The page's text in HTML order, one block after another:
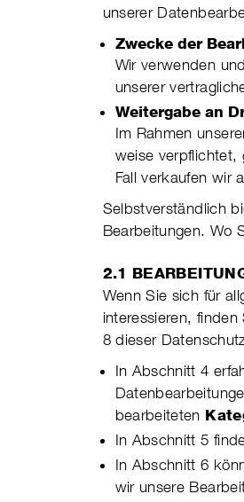
unse­rer
Zwecke der
Wir verwenden
unserer
Weitergabe an
Im Rahmen
weise ver­pflich­tet,
Fall ver­kaufen wir
Selbstverständlich
Bear­bei­tun­gen. Wo
2.1
Wenn Sie sich für
inte­res­sieren,
8 dieser
In Abschnitt 4
bear­bei­teten
In Abschnitt 5
In Abschnitt 6
wir unse­re